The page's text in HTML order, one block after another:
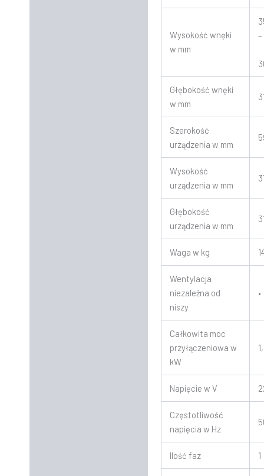
Wysokość wnęki
w mm
–
Głębokość wnęki
w mm
Szerokość
urządzenia w mm
Wysokość
urządzenia w mm
Głębokość
urządzenia w mm
Waga w kg
Wentylacja
niezależna od
niszy
•
Całkowita moc
przyłączeniowa w
kW
Napięcie w V
Częstotliwość
napięcia w Hz
Ilość faz 1